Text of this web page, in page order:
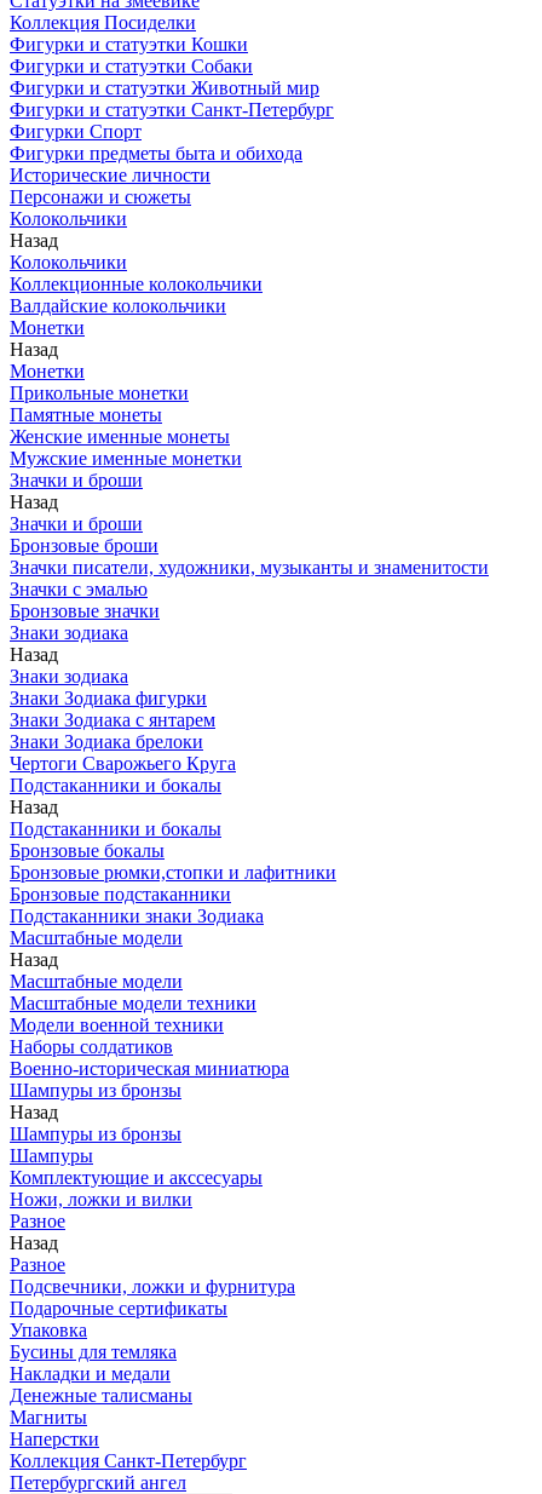
Коллекция Посиделки
Фигурки и статуэтки Кошки
Фигурки и статуэтки Собаки
Фигурки и статуэтки Животный мир
Фигурки и статуэтки Санкт-Петербург
Фигурки Спорт
Фигурки предметы быта и обихода
Исторические личности
Персонажи и сюжеты
Колокольчики
Назад
Колокольчики
Коллекционные колокольчики
Валдайские колокольчики
Монетки
Назад
Монетки
Прикольные монетки
Памятные монеты
Женские именные монеты
Мужские именные монетки
Значки и броши
Назад
Значки и броши
Бронзовые броши
Значки писатели, художники, музыканты и знаменитости
Значки с эмалью
Бронзовые значки
Знаки зодиака
Назад
Знаки зодиака
Знаки Зодиака фигурки
Знаки Зодиака с янтарем
Знаки Зодиака брелоки
Чертоги Сварожьего Круга
Подстаканники и бокалы
Назад
Подстаканники и бокалы
Бронзовые бокалы
Бронзовые рюмки,стопки и лафитники
Бронзовые подстаканники
Подстаканники знаки Зодиака
Масштабные модели
Назад
Масштабные модели
Масштабные модели техники
Модели военной техники
Наборы солдатиков
Военно-историческая миниатюра
Шампуры из бронзы
Назад
Шампуры из бронзы
Шампуры
Комплектующие и акссесуары
Ножи, ложки и вилки
Разное
Назад
Разное
Подсвечники, ложки и фурнитура
Подарочные сертификаты
Упаковка
Бусины для темляка
Накладки и медали
Денежные талисманы
Магниты
Наперстки
Коллекция Санкт-Петербург
Петербургский ангел